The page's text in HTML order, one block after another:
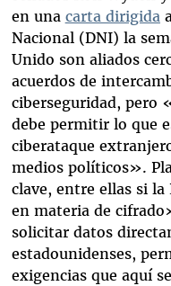
en una carta dirigida
Nacional (DNI) la
Unido son aliados
acuerdos de
ciberseguridad, pero
debe permitir lo que
ciberataque
medios políticos».
clave, entre ellas si
en materia de
solicitar datos
estadounidenses,
exigencias que aquí